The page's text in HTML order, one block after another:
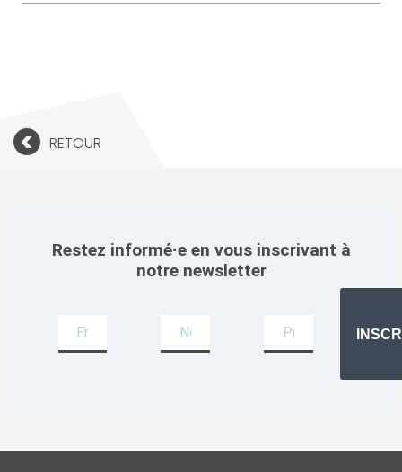
< RETOUR
Restez informé·e en vous inscrivant à
notre newsletter